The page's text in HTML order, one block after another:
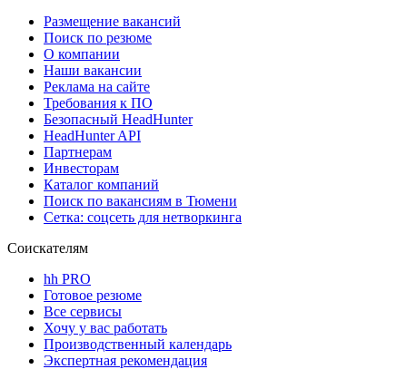
Размещение вакансий
Поиск по резюме
О компании
Наши вакансии
Реклама на сайте
Требования к ПО
Безопасный HeadHunter
HeadHunter API
Партнерам
Инвесторам
Каталог компаний
Поиск по вакансиям в Тюмени
Сетка: соцсеть для нетворкинга
Соискателям
hh PRO
Готовое резюме
Все сервисы
Хочу у вас работать
Производственный календарь
Экспертная рекомендация